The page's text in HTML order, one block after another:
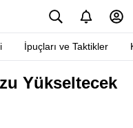
İpuçları ve Taktikler
Yükseltecek